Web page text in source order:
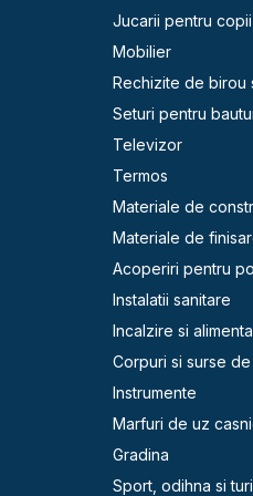
Jucarii pentru copii
Mobilier
Rechizite de birou
Seturi pentru
Televizor
Termos
Materiale de
Materiale de
Acoperiri pentru
Instalatii sanitare
Incalzire si
Corpuri si surse de
Instrumente
Marfuri de uz
Gradina
Sport, odihna si